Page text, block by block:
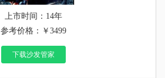
上市时间：14年
参考价格：￥3499
下载沙发管家